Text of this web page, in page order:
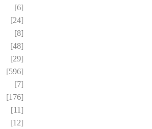
[6]
[24]
[8]
[48]
[29]
[596]
[7]
[176]
[11]
[12]